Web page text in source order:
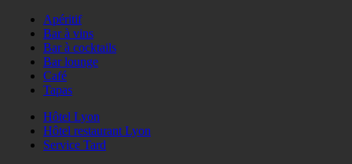
Apéritif
Bar à vins
Bar à cocktails
Bar lounge
Café
Tapas
Hôtel Lyon
Hôtel restaurant Lyon
Service Tard